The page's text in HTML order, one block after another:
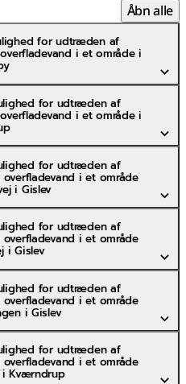
Åbn alle
for udtræden af
i et område i
for udtræden af
i et område i
for udtræden af
i et område
i Gislev
for udtræden af
i et område
i Gislev
for udtræden af
i et område
i Gislev
for udtræden af
i et område
i Kværndrup